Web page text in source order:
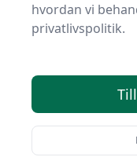
Bedste
Velkommen til
dig og udvalgt 0 af
markedet.
hvordan vi
privatlivspolitik.